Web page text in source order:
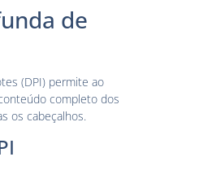
de
(DPI) permite ao
completo dos
os cabeçalhos.